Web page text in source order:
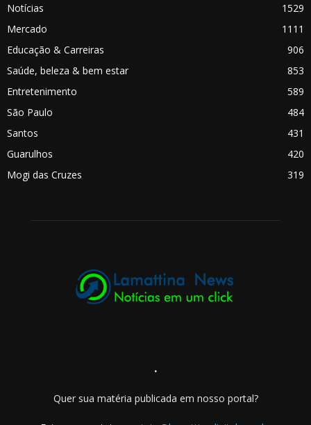
Notícias
1529
Mercado
1111
Educação & Carreiras
906
Saúde, beleza & bem estar
853
Entretenimento
589
São Paulo
484
Santos
431
Guarulhos
420
Mogi das Cruzes
319
.
Quer sua matéria publicada em nosso portal?